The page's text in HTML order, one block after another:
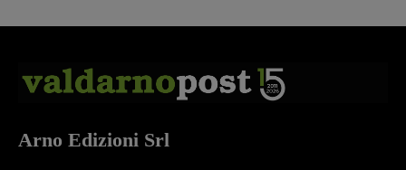
Arno Edizioni Srl